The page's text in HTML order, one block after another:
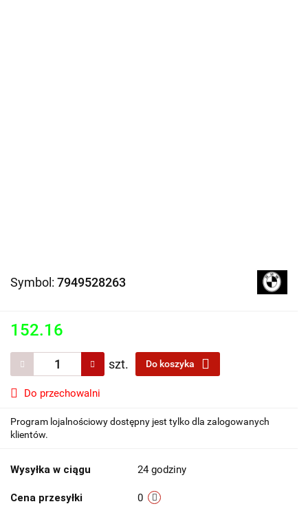
Symbol: 7949528263
152.16
szt. Do koszyka
Do przechowalni
Program lojalnościowy dostępny jest tylko dla zalogowanych
klientów.
Wysyłka w ciągu 24 godziny
Cena przesyłki 0